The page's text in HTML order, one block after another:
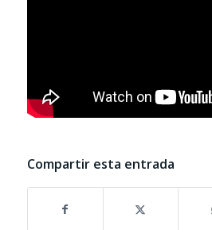
Compartir esta entrada